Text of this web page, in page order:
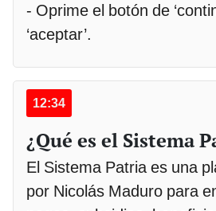
- Oprime el botón de
‘aceptar’.
12:34
¿Qué es el Sistema
El Sistema Patria es una
por Nicolás Maduro para